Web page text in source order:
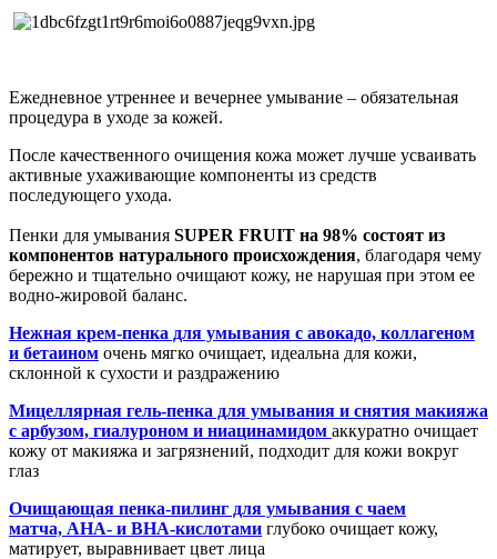
Ежедневное утреннее и вечернее умывание – обязательная
процедура в уходе за кожей.
После качественного очищения кожа может лучше усваивать
активные ухаживающие компоненты из средств
последующего ухода.
Пенки для умывания SUPER FRUIT на 98% состоят из
компонентов натурального происхождения, благодаря чему
бережно и тщательно очищают кожу, не нарушая при этом ее
водно-жировой баланс.
Нежная крем-пенка для умывания с авокадо, коллагеном
и бетаином очень мягко очищает, идеальна для кожи,
склонной к сухости и раздражению
Мицеллярная гель-пенка для умывания и снятия макияжа
с арбузом, гиалуроном и ниацинамидом аккуратно очищает
кожу от макияжа и загрязнений, подходит для кожи вокруг
глаз
Очищающая пенка-пилинг для умывания с чаем
матча, AHA- и BHA-кислотами глубоко очищает кожу,
матирует, выравнивает цвет лица